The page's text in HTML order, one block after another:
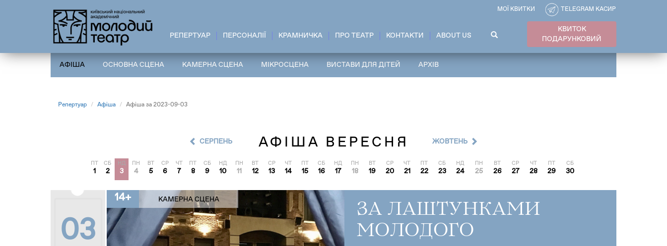
РЕПЕРТУАР ПЕРСОНАЛІЇ КРАМНИЧКА ПРО ТЕАТР КОНТАКТИ ABOUT US
ПОШУКОВА
ФОРМА
КВИТОК
ПОДАРУНКОВИЙ
МОЇ КВИТКИ TELEGRAM КАСИР
АФІША ОСНОВНА СЦЕНА КАМЕРНА СЦЕНА МІКРОСЦЕНА ВИСТАВИ ДЛЯ ДІТЕЙ АРХІВ
Репертуар Афіша Афіша за 2023-09-03
АФІША ВЕРЕСНЯ
СЕРПЕНЬ
ПТ
1
СБ
2
НД
3
ПН
4
ВТ
5
СР
6
ЧТ
7
ПТ
8
СБ
9
НД
10
ПН
11
ВТ
12
СР
13
ЧТ
14
ПТ
15
СБ
16
НД
17
ПН
18
ВТ
19
СР
20
ЧТ
21
ПТ
22
СБ
23
НД
24
ПН
25
ВТ
26
СР
27
ЧТ
28
ПТ
29
СБ
30
ЖОВТЕНЬ
03
14+ КАМЕРНА СЦЕНА
ЗА ЛАШТУНКАМИ
МОЛОДОГО